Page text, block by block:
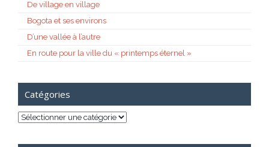
De village en village
Bogota et ses environs
D’une vallée à l’autre
En route pour la ville du « printemps éternel »
Catégories
Catégories